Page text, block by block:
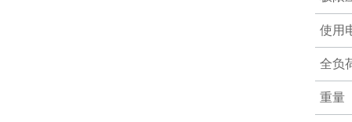
使用
全负
重量